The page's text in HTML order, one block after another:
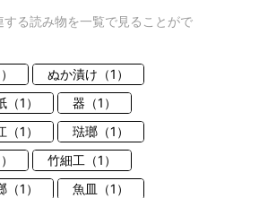
する読み物を一覧で見ることがで
ぬか漬け（1）
1）
器（1）
1）
琺瑯（1）
竹細工（1）
1）
魚皿（1）